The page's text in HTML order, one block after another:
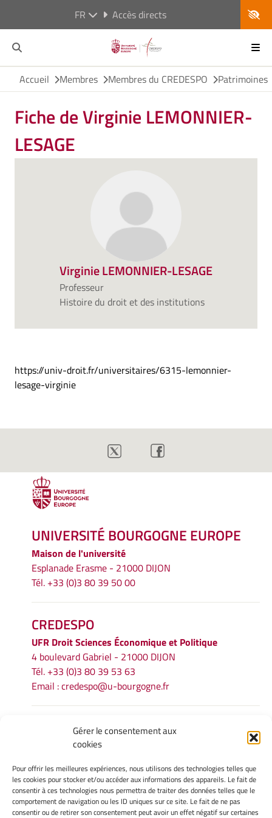
Gérer le consentement aux
cookies
Pour offrir les meilleures expériences, nous utilisons des technologies telles que
les cookies pour stocker et/ou accéder aux informations des appareils. Le fait de
consentir à ces technologies nous permettra de traiter des données telles que le
comportement de navigation ou les ID uniques sur ce site. Le fait de ne pas
consentir ou de retirer son consentement peut avoir un effet négatif sur certaines
FR Accès directs
Accueil Membres Membres du CREDESPO Patrimoines
Fiche de Virginie LEMONNIER-
LESAGE
Virginie LEMONNIER-LESAGE
Professeur
Histoire du droit et des institutions
https://univ-droit.fr/universitaires/6315-lemonnier-
lesage-virginie
UNIVERSITÉ BOURGOGNE EUROPE
Maison de l'université
Esplanade Erasme - 21000 DIJON
Tél. +33 (0)3 80 39 50 00
CREDESPO
UFR Droit Sciences Économique et Politique
4 boulevard Gabriel - 21000 DIJON
Tél. +33 (0)3 80 39 53 63
Email :credespo@u-bourgogne.fr
INFORMATIONS LÉGALES
Mentions légales
Politique de cookies
Déclaration de confidentialité
Avertissement